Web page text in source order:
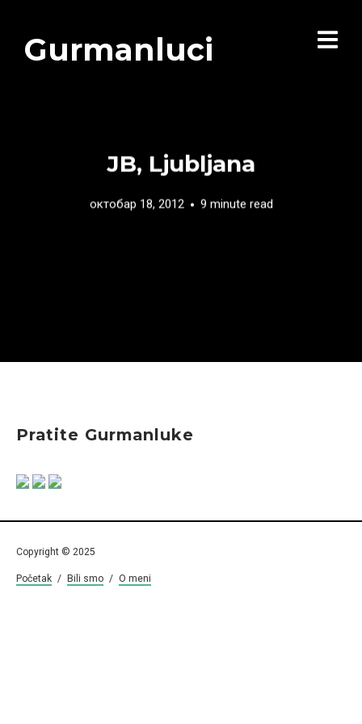
Gurmanluci
JB, Ljubljana
октобар 18, 2012 9 minute read
Pratite Gurmanluke
Copyright © 2025
Početak / Bili smo / O meni